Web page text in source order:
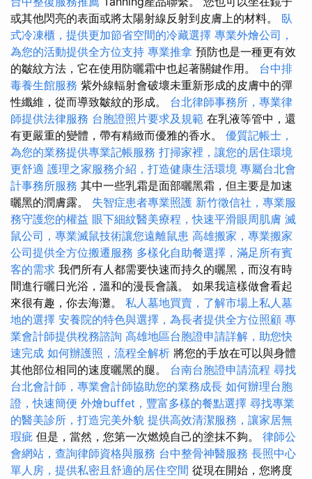
或其他閃亮的表面或將太陽射線反射到皮膚上的材料。 臥
式冷凍櫃，提供更加節省空間的冷藏選擇 專業外燴公司，
為您的活動提供全方位支持 專業推拿 預防也是一種更有效
的皺紋方法，它在使用防曬霜中也起著關鍵作用。 台中排
毒養生館服務 紫外線輻射會破壞未重新形成的皮膚中的彈
性纖維，從而導致皺紋的形成。 台北律師事務所，專業律
師提供法律服務 台胞證照片要求及規範 在乳液等管中，還
有更嚴重的變體，帶有精緻而優雅的香水。 優質記帳士，
為您的業務提供專業記帳服務 打掃家裡，讓您的居住環境
更舒適 護理之家服務介紹，打造健康生活環境 專屬台北會
計事務所服務 其中一些乳霜是面部曬黑霜，但主要是加速
曬黑的潤膚露。 失智症患者專業照護 新竹徵信社，專業服
務守護您的權益 眼下細紋醫美療程，快速平滑眼周肌膚 滅
鼠公司，專業滅鼠技術讓您遠離鼠患 高雄搬家，專業搬家
公司提供全方位搬遷服務 多樣化自助餐選擇，滿足所有賓
客的需求 我們所有人都需要快速而持久的曬黑，而沒有時
間進行曬日光浴，溫和的漫長會議。 如果我這樣做會看起
來很有趣，你去海灘。 私人墓地買賣，了解市場上私人墓
地的選擇 安養院的特色與選擇，為長者提供全方位照顧 專
業會計師提供稅務諮詢 高雄地區台胞證申請詳解，助您快
速完成 如何辦護照，流程全解析 將您的手放在可以與身體
其他部位相同的速度曬黑的腿。 台南台胞證申請流程 尋找
台北會計師，專業會計師協助您的業務成長 如何辦理台胞
證，快速簡便 外燴buffet，豐富多樣的餐點選擇 尋找專業
的醫美診所，打造完美外貌 提供高效清潔服務，讓家居無
瑕疵 但是，當然，您第一次燃燒自己的塗抹不夠。 律師公
會網站，查詢律師資格與服務 台中整骨神醫服務 長照中心
單人房，提供私密且舒適的居住空間 從現在開始，您將度